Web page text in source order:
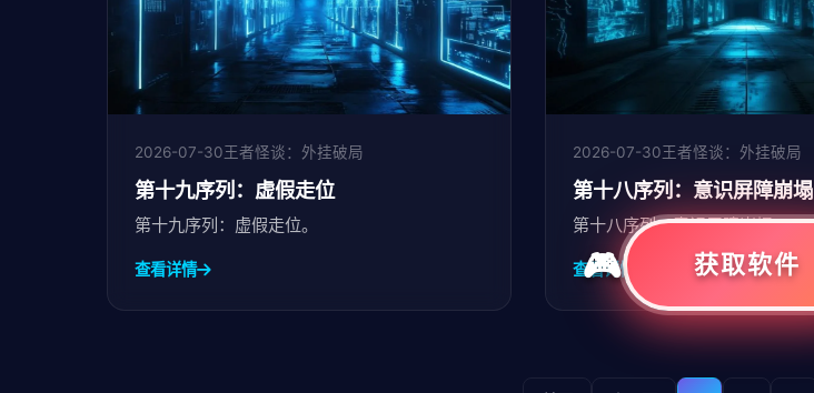
2026-07-30王者怪谈：外挂破局
第十九序列：虚假走位
第十九序列：虚假走位。
查看详情
2026-07-30王者怪谈：外挂破局
第十八序列：意识屏障崩塌
第十八序列：意识屏障崩塌。
查看详情 获取软件